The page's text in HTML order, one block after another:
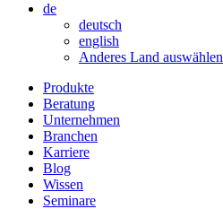
de
deutsch
english
Anderes Land auswählen
Produkte
Beratung
Unternehmen
Branchen
Karriere
Blog
Wissen
Seminare